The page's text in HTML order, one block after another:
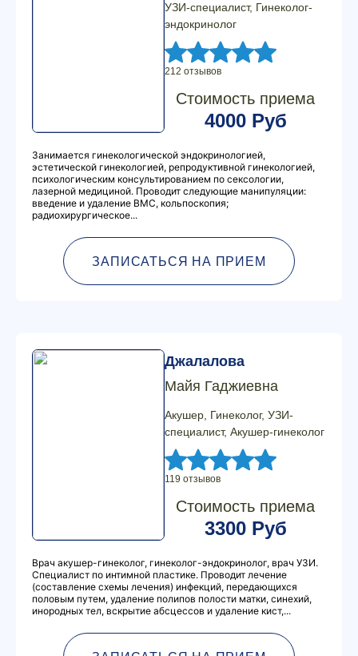
УЗИ-специалист, Гинеколог-
эндокринолог
212 отзывов
Стоимость приема
4000 Руб
Занимается гинекологической эндокринологией,
эстетической гинекологией, репродуктивной гинекологией,
психологическим консультированием по сексологии,
лазерной медициной. Проводит следующие манипуляции:
введение и удаление ВМС, кольпоскопия;
радиохирургическое...
ЗАПИСАТЬСЯ НА ПРИЕМ
Джалалова
Майя Гаджиевна
Акушер, Гинеколог, УЗИ-
специалист, Акушер-гинеколог
119 отзывов
Стоимость приема
3300 Руб
Врач акушер-гинеколог, гинеколог-эндокринолог, врач УЗИ.
Специалист по интимной пластике. Проводит лечение
(составление схемы лечения) инфекций, передающихся
половым путем, удаление полипов полости матки, синехий,
инородных тел, вскрытие абсцессов и удаление кист,...